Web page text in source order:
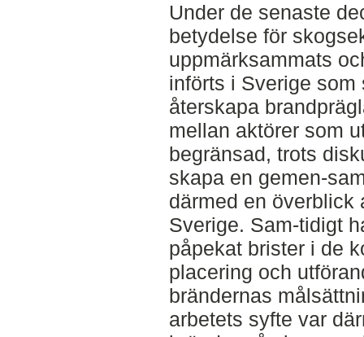
Under de senaste
betydelse för
uppmärksammats
införts i Sverige
återskapa
mellan aktörer som
begränsad, trots
skapa en gemen-
därmed en överblick
Sverige. Sam-tidigt
påpekat brister i de
placering och
brändernas
arbetets syfte var